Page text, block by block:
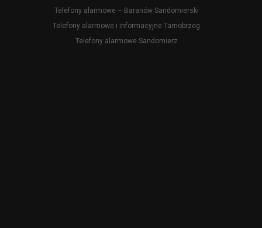
Telefony alarmowe – Baranów Sandomierski
Telefony alarmowe i informacyjne Tarnobrzeg
Telefony alarmowe Sandomierz